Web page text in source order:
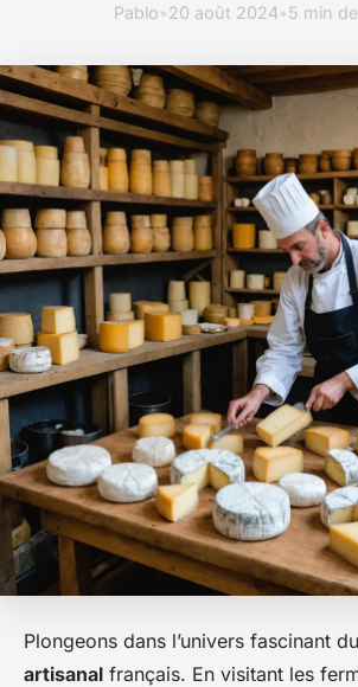
Pablo•20 août 2024•5 min
Plongeons dans l’univers fascinant du
artisanal français. En visitant les